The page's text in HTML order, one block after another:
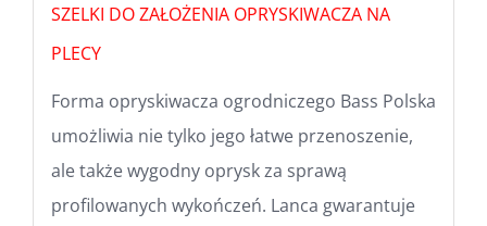
SZELKI DO ZAŁOŻENIA OPRYSKIWACZA NA
PLECY
Forma opryskiwacza ogrodniczego Bass Polska
umożliwia nie tylko jego łatwe przenoszenie,
ale także wygodny oprysk za sprawą
profilowanych wykończeń. Lanca gwarantuje